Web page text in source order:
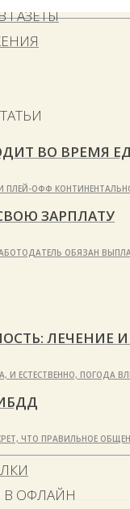
ГАЗЕТЫ
ВО ВРЕМЯ
ОФФ
ЗАРПЛАТУ
ОБЯЗАН
ЛЕЧЕНИЕ
И ЕСТЕСТВЕННО, ПОГОДА
ЧТО ПРАВИЛЬНОЕ
В ОФЛАЙН